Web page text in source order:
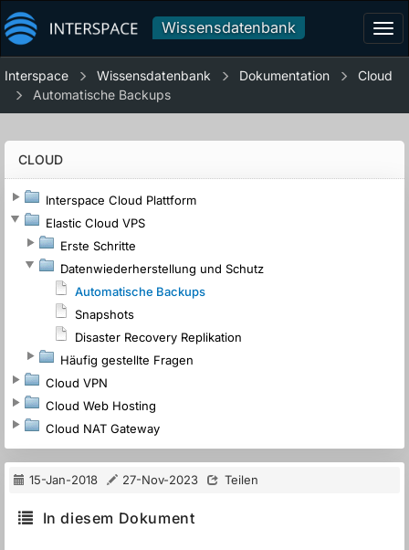
Wissensdatenbank
Interspace Wissensdatenbank Dokumentation
Cloud
Automatische Backups
CLOUD
Interspace Cloud Plattform
Elastic Cloud VPS
Erste Schritte
Datenwiederherstellung und Schutz
Automatische Backups
Snapshots
Disaster Recovery Replikation
Häufig gestellte Fragen
Cloud VPN
Cloud Web Hosting
Cloud NAT Gateway
15-Jan-2018 27-Nov-2023 Teilen
In diesem Dokument